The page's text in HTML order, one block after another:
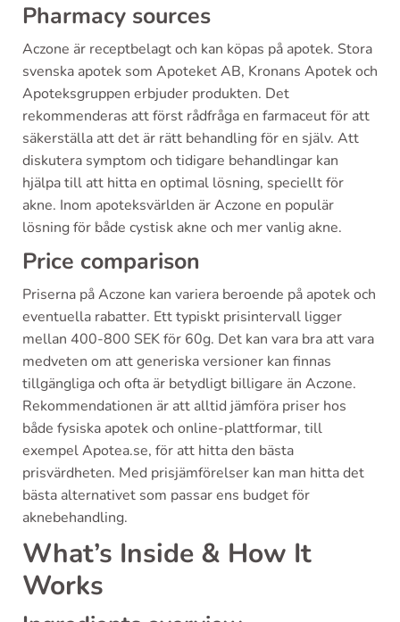
Pharmacy sources
Aczone är receptbelagt och kan köpas på apotek. Stora
svenska apotek som Apoteket AB, Kronans Apotek och
Apoteksgruppen erbjuder produkten. Det
rekommenderas att först rådfråga en farmaceut för att
säkerställa att det är rätt behandling för en själv. Att
diskutera symptom och tidigare behandlingar kan
hjälpa till att hitta en optimal lösning, speciellt för
akne. Inom apoteksvärlden är Aczone en populär
lösning för både cystisk akne och mer vanlig akne.
Price comparison
Priserna på Aczone kan variera beroende på apotek och
eventuella rabatter. Ett typiskt prisintervall ligger
mellan 400-800 SEK för 60g. Det kan vara bra att vara
medveten om att generiska versioner kan finnas
tillgängliga och ofta är betydligt billigare än Aczone.
Rekommendationen är att alltid jämföra priser hos
både fysiska apotek och online-plattformar, till
exempel Apotea.se, för att hitta den bästa
prisvärdheten. Med prisjämförelser kan man hitta det
bästa alternativet som passar ens budget för
aknebehandling.
What’s Inside & How It
Works